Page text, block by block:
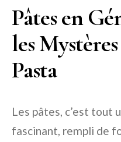
Pâtes en
les
Pasta
Les pâtes, c’est tout
fascinant, rempli de